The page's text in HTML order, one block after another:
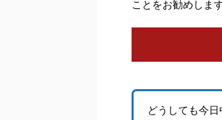
ことをお勧めします
どうしても今